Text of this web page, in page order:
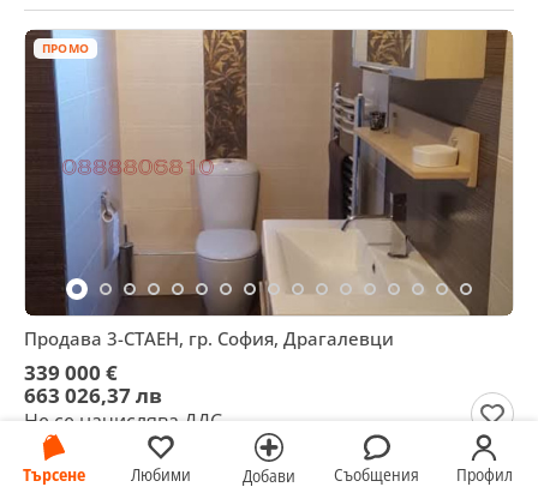
Търсене Любими Добави Съобщения Профил
ПРОМО
Продава 3-СТАЕН, гр. София, Драгалевци
339 000 €
663 026,37 лв
Не се начислява ДДС
гр. София, Драгалевци, 06 август
104 м² ет. 2 3-стаен Тухла 3260 €/м²